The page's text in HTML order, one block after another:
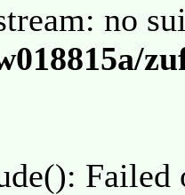
no
Failed